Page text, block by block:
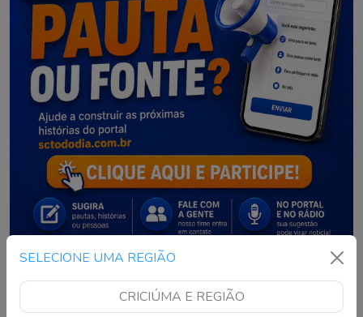
SELECIONE UMA REGIÃO
CRICIÚMA E REGIÃO
NOTÍCIAS RECENTES